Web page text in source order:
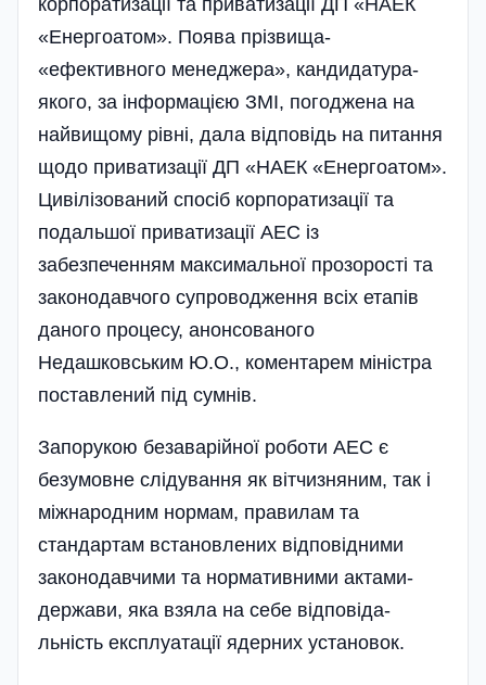
«Енергоатом». Поява прізвища­
«ефективного менеджера», кандидатура­
якого, за інформацією ЗМІ, погоджена на
найвищому рівні, дала відповідь на питання
щодо приватизації ДП «НАЕК «Енергоатом».
Цивілізований спосіб корпоратизації та
подальшої приватизації АЕС із
забезпеченням максимальної прозорості та
законодавчого супроводження всіх етапів
даного процесу, анонсованого
Недашковським Ю.О., коментарем міні­стра
поставлений під сумнів.
Запорукою безаварійної роботи АЕС є
безумовне слідування як вітчизняним, так і
міжнародним нормам, правилам та
стандартам встановлених відповідними
законодавчими та нормативними актами­
держави, яка взяла на себе відповіда­
льність експлуатації ядерних установок.